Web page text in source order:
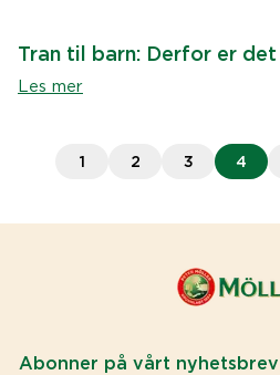
Tran til barn: Derfor er
Les mer
1 2 3 4
Abonner på vårt